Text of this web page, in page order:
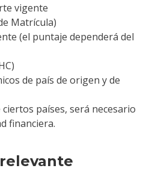
vigente
Matrícula)
(el puntaje dependerá del
de país de origen y de
países, será necesario
financiera.